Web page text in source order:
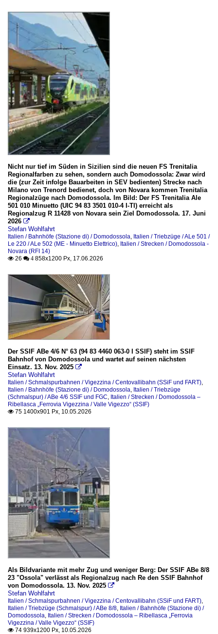
Unternehmen
BLS Cargo AG
BLS Gruppe
Crossrail
RAlpin AG
RegionAlps
SBB Cargo (SBBC)
SBB Cargo International (SBBCI)
TILO (Treni Regionali Ticino Lombardia)
Wagen (Normalspur)
Personenwagen
Züge
RoLa-Züge (Rollende Landstraße)
_Etwas andere (Bahn)-Bilder
sonstiges
sonstiges
_Spezifikationen von Triebfahrzeugen
Schweiz
Normalspurfahrzeuge
Nicht nur tief im Süden in Sizilien sind die neuen FS Trenitalia
Regionalfarben zu sehen, sondern auch Domodossola: Zwar wird
die (zur Zeit infolge Bauarbeiten in SEV bedienten) Strecke nach
Milano von Trenord bedienet, doch von Novara kommen Trenitalia
Regionalzüge nach Domodossola. Im Bild: Der FS Trenitalia Ale
501 010 Minuetto (UIC 94 83 3501 010-4 I-TI) erreicht als
Regionalzug R 11428 von Novara sein Ziel Domodossola. 17. Juni
2026 
Stefan Wohlfahrt
Italien / Bahnhöfe (Stazione di) / Domodossola Italien / Triebzüge / ALe 501 /
Le 220 / ALe 502 (ME - Minuetto Elettrico) Italien / Strecken / Domodossola -
Novara (RFI 14)
 26  4 858x1200 Px, 17.06.2026
Der SSIF ABe 4/6 N° 63 (94 83 4460 063-0 I SSIF) steht im SSIF
Bahnhof von Domodossola und wartet auf seinen nächsten
Einsatz. 13. Nov. 2025 
Stefan Wohlfahrt
Italien / Schmalspurbahnen / Vigezzina / Centovallibahn (SSiF und FART)
Italien / Bahnhöfe (Stazione di) / Domodossola Italien / Triebzüge
(Schmalspur) / ABe 4/6 SSIF und FGC Italien / Strecken / Domodossola –
Ribellasca „Ferrovia Vigezzina / Valle Vigezzo“ (SSIF)
 75 1400x901 Px, 10.05.2026
Als Bildvariante mit mehr Zug und weniger Berg: Der SSIF ABe 8/8
23 "Ossola" verlässt als Regionalzug nach Re den SSIF Bahnhof
von Domodossola. 13. Nov. 2025 
Stefan Wohlfahrt
Italien / Schmalspurbahnen / Vigezzina / Centovallibahn (SSiF und FART)
Italien / Triebzüge (Schmalspur) / ABe 8/8 Italien / Bahnhöfe (Stazione di) /
Domodossola Italien / Strecken / Domodossola – Ribellasca „Ferrovia
Vigezzina / Valle Vigezzo“ (SSIF)
 74 939x1200 Px, 10.05.2026